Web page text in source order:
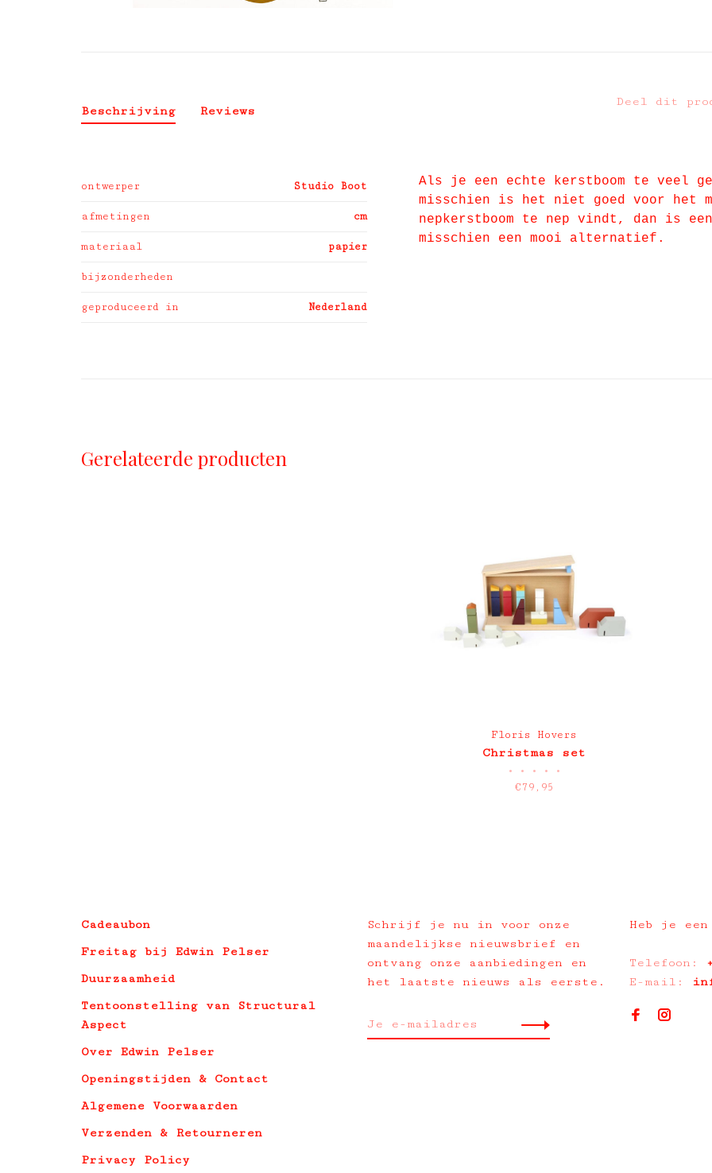
Deel dit
Beschrijving Reviews
ontwerper Studio Boot
afmetingen cm
materiaal papier
bijzonderheden
geproduceerd in Nederland
Als je een echte kerstboom te veel
misschien is het niet goed voor het
nepkerstboom te nep vindt, dan is
misschien een mooi alternatief.
Gerelateerde producten
Floris Hovers
Christmas set
• • • • •
€79,95
Cadeaubon
Freitag bij Edwin Pelser
Duurzaamheid
Tentoonstelling van Structural
Aspect
Over Edwin Pelser
Openingstijden & Contact
Algemene Voorwaarden
Verzenden & Retourneren
Privacy Policy
Schrijf je nu in voor onze
maandelijkse nieuwsbrief en
ontvang onze aanbiedingen en
het laatste nieuws als eerste.
Heb je een
Telefoon:
E-mail: